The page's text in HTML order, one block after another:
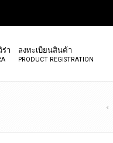
ร่า ลงทะเบียนสินค้า
PRODUCT REGISTRATION